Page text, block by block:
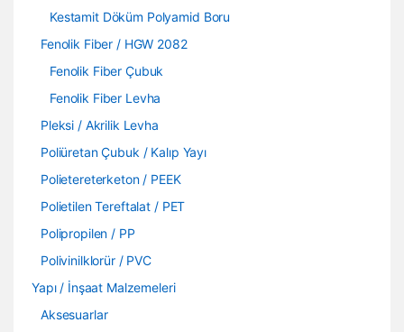
Kestamit Döküm Polyamid Boru
Fenolik Fiber / HGW 2082
Fenolik Fiber Çubuk
Fenolik Fiber Levha
Pleksi / Akrilik Levha
Poliüretan Çubuk / Kalıp Yayı
Polietereterketon / PEEK
Polietilen Tereftalat / PET
Polipropilen / PP
Polivinilklorür / PVC
Yapı / İnşaat Malzemeleri
Aksesuarlar